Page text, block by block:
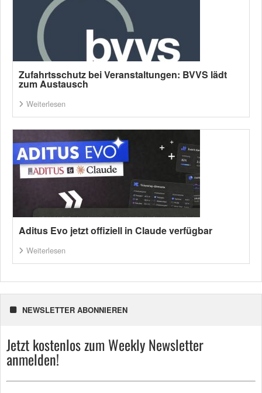
Zufahrtsschutz bei Veranstaltungen: BVVS lädt
zum Austausch
Weiterlesen
Aditus Evo jetzt offiziell in Claude verfügbar
Weiterlesen
NEWSLETTER ABONNIEREN
Jetzt kostenlos zum Weekly Newsletter
anmelden!